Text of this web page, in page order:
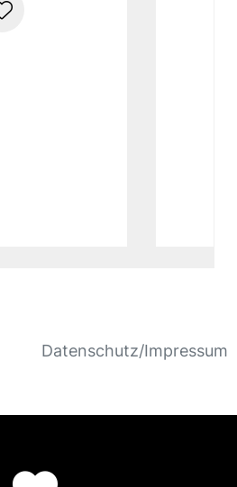
Datenschutz/Impressum